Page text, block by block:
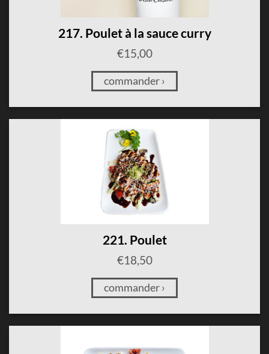
217. Poulet à la sauce curry
€15,00
commander ›
221. Poulet
€18,50
commander ›